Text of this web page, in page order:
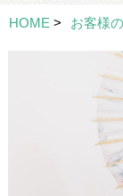
HOME > お客様